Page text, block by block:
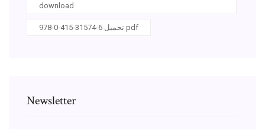
download
978-0-415-31574-6 تحميل pdf
Newsletter